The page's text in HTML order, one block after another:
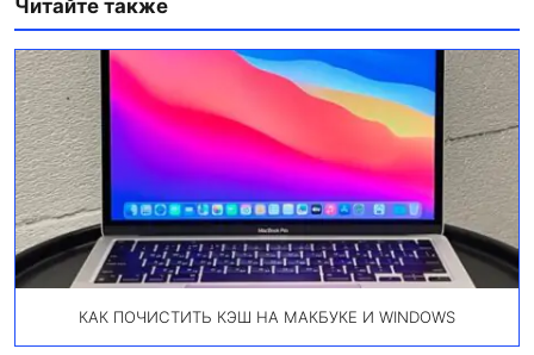
Читайте также
КАК ПОЧИСТИТЬ КЭШ НА МАКБУКЕ И WINDOWS